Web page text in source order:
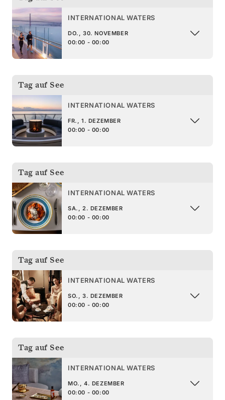
INTERNATIONAL WATERS
DO., 30. NOVEMBER
00:00 - 00:00
Tag auf See
INTERNATIONAL WATERS
FR., 1. DEZEMBER
00:00 - 00:00
Tag auf See
INTERNATIONAL WATERS
SA., 2. DEZEMBER
00:00 - 00:00
Tag auf See
INTERNATIONAL WATERS
SO., 3. DEZEMBER
00:00 - 00:00
Tag auf See
INTERNATIONAL WATERS
MO., 4. DEZEMBER
00:00 - 00:00